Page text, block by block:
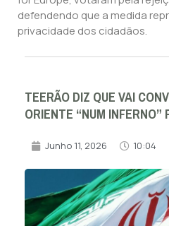
defendendo que a medida
privacidade dos cidadãos.
TEERÃO DIZ QUE VAI
ORIENTE “NUM INFERNO”
Junho 11, 2026 10:04